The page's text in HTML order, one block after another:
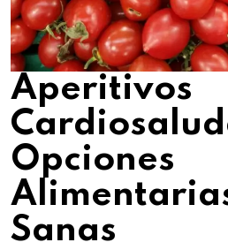
Aperitivos
Opciones
Sanas